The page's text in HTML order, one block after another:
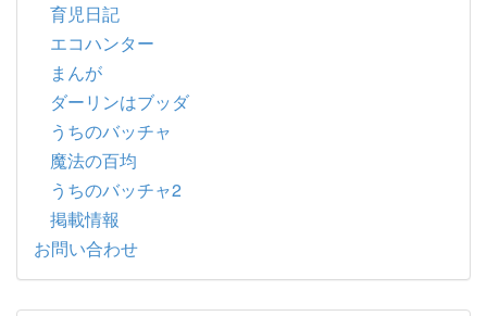
育児日記
エコハンター
まんが
ダーリンはブッダ
うちのバッチャ
魔法の百均
うちのバッチャ2
掲載情報
お問い合わせ